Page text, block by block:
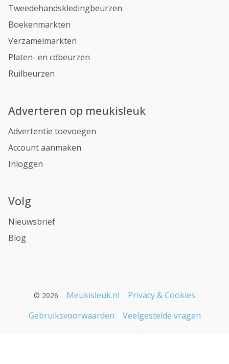
Tweedehandskledingbeurzen
Boekenmarkten
Verzamelmarkten
Platen- en cdbeurzen
Ruilbeurzen
Adverteren op meukisleuk
Advertentie toevoegen
Account aanmaken
Inloggen
Volg
Nieuwsbrief
Blog
© 2026 Meukisleuk.nl
Privacy & Cookies
Gebruiksvoorwaarden
Veelgestelde vragen